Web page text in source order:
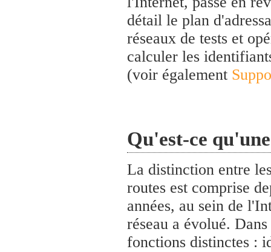
détail le plan
réseaux de tests et
calculer les
(voir également
Qu'est-ce
La distinction entre
routes est comprise
années, au sein de
réseau a évolué.
fonctions distinctes :